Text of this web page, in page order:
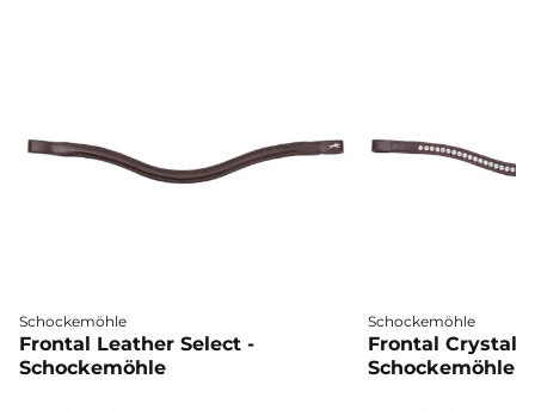
Schockemöhle
Frontal Leather Select -
Schockemöhle
Schockemöhle
Frontal Crystal
Schockemöhle